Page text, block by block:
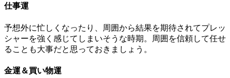
仕事運
予想外に忙しくなったり、周囲から結果を期待されてプレッ
シャーを強く感じてしまいそうな時期。周囲を信頼して任せ
ることも大事だと思っておきましょう。
金運＆買い物運